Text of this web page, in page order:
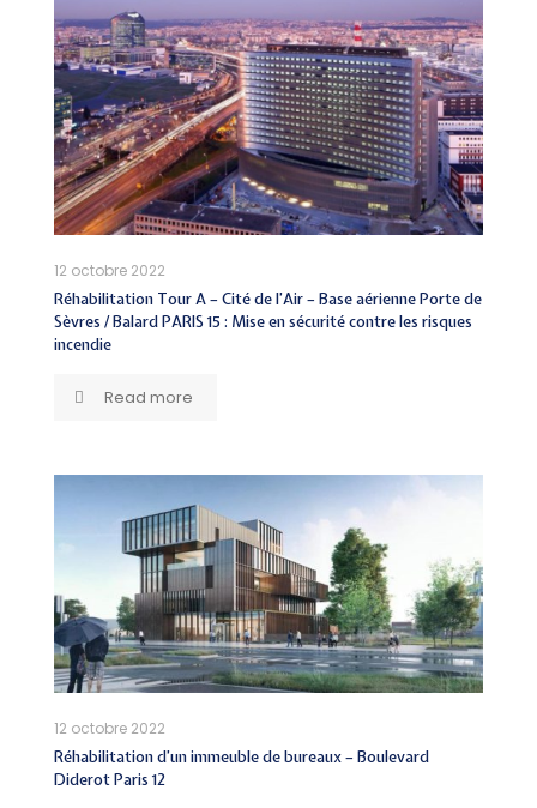
12 octobre 2022
Réhabilitation Tour A – Cité de l’Air – Base aérienne Porte de
Sèvres / Balard PARIS 15 : Mise en sécurité contre les risques
incendie
Read more
12 octobre 2022
Réhabilitation d’un immeuble de bureaux – Boulevard
Diderot Paris 12